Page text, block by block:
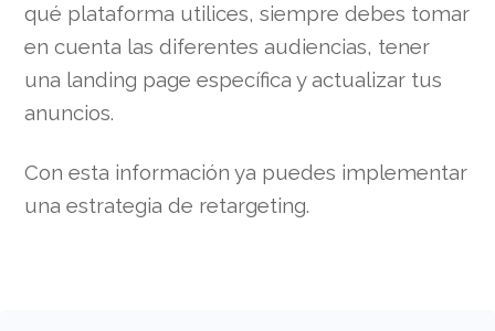
qué plataforma utilices, siempre debes tomar
en cuenta las diferentes audiencias, tener
una landing page específica y actualizar tus
anuncios.
Con esta información ya puedes implementar
una estrategia de retargeting.